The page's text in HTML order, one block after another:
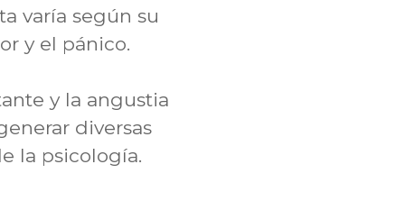
varía según su
y el pánico.
y la angustia
diversas
la psicología.